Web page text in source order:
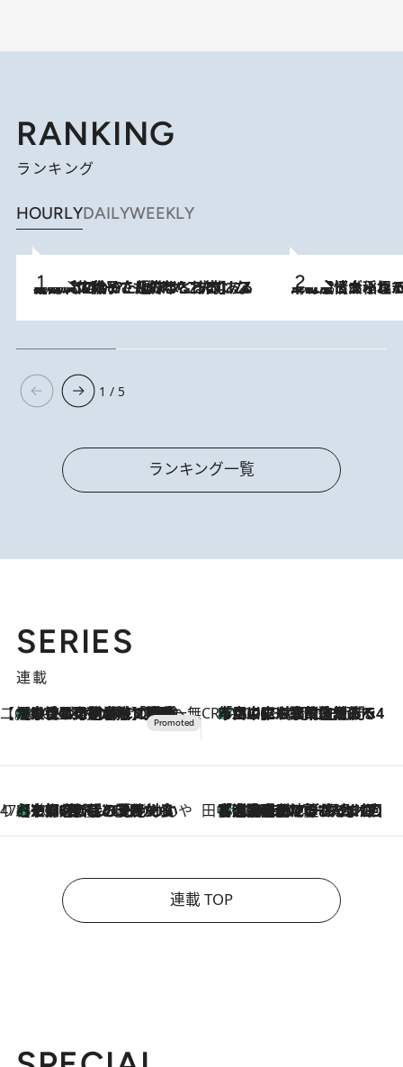
RANKING
ランキング
HOURLYDAILYWEEKLY
2026.8.5
【阿川佐和子さんの年とる力】なぜ70代で始めた趣味は“こんなに楽しい”のか？ ピアノ、俳句…スランプに陥っても続けられる“ある秘訣”とは 2026.8.5
下町風情あふれる台北屈指の人気エリア・大稲埕でセンスのいい台湾土産《ヴ
1 / 5
ランキング一覧
SERIES
連載
【CREA×星野リゾート】唯一無二。癒しと発見が待つ場所へ
2026.8.7
【トンボの足水浴】ヒノキの香りに包まれて涼感マックス！約13℃の湧水かけ流しを避暑地「星野温泉 トンボの湯」で体験 CREA'S CHOICE
2026.8.7
「立川にも歌舞伎があるんだよ」 片岡仁左衛門・市川中車ら豪華座組みで4年目の立川立飛歌舞伎へ
47都道府県の手みやげ ひんやりスイーツで夏を満喫
2026.8.7
【京都府】この夏絶対食べたい 冷やしておいしいおやつ3選 ひと口目から心を掴む新緑のテリーヌ 田中稲の勝手に再ブーム
2026.8.7
「湘南乃風に憧れて」観客大盛上がりの“タオル回し”に、ラッパー顔負けの高速歌唱まで…さだまさし（74）のアグレッシブすぎる現在地
連載 TOP